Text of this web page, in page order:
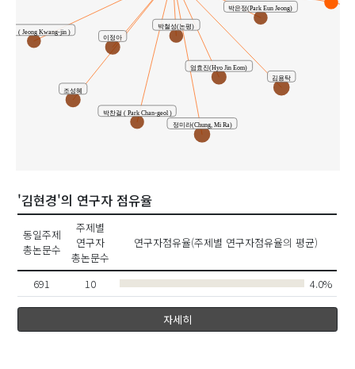
박철성(논평)
김용탁
박은정(Park Eun Jeong)
박찬걸 ( Park Chan-geol )
엄효진(Hyo Jin Eom)
이정아
광진 ( Jeong Kwang-jin )
정미라(Chung, Mi Ra)
조성혜
'김현경'의 연구자 점유율
동일주제
총논문수
주제별
연구자
총논문수
연구자점유율(주제별 연구자점유율의 평균)
691 10 4.0%
자세히